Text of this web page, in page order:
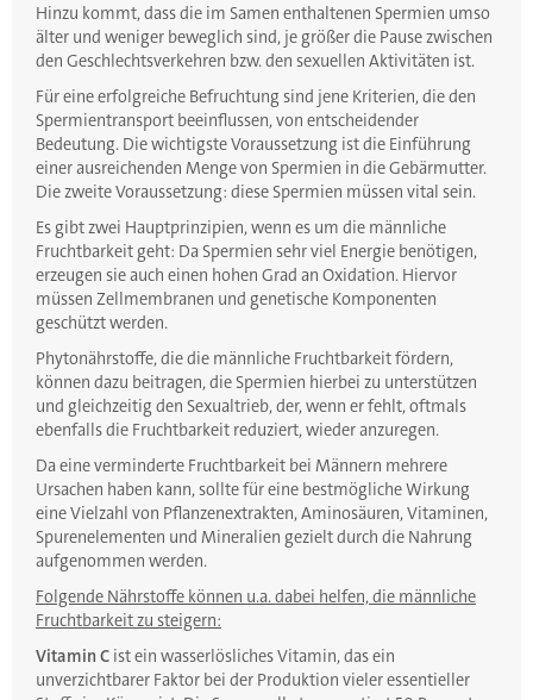
Hinzu kommt, dass die im Samen enthaltenen Spermien umso
älter und weniger beweglich sind, je größer die Pause zwischen
den Geschlechtsverkehren bzw. den sexuellen Aktivitäten ist.
Für eine erfolgreiche Befruchtung sind jene Kriterien, die den
Spermientransport beeinflussen, von entscheidender
Bedeutung. Die wichtigste Voraussetzung ist die Einführung
einer ausreichenden Menge von Spermien in die Gebärmutter.
Die zweite Voraussetzung: diese Spermien müssen vital sein.
Es gibt zwei Hauptprinzipien, wenn es um die männliche
Fruchtbarkeit geht: Da Spermien sehr viel Energie benötigen,
erzeugen sie auch einen hohen Grad an Oxidation. Hiervor
müssen Zellmembranen und genetische Komponenten
geschützt werden.
Phytonährstoffe, die die männliche Fruchtbarkeit fördern,
können dazu beitragen, die Spermien hierbei zu unterstützen
und gleichzeitig den Sexualtrieb, der, wenn er fehlt, oftmals
ebenfalls die Fruchtbarkeit reduziert, wieder anzuregen.
Da eine verminderte Fruchtbarkeit bei Männern mehrere
Ursachen haben kann, sollte für eine bestmögliche Wirkung
eine Vielzahl von Pflanzenextrakten, Aminosäuren, Vitaminen,
Spurenelementen und Mineralien gezielt durch die Nahrung
aufgenommen werden.
Folgende Nährstoffe können u.a. dabei helfen, die männliche
Fruchtbarkeit zu steigern:
Vitamin C ist ein wasserlösliches Vitamin, das ein
unverzichtbarer Faktor bei der Produktion vieler essentieller